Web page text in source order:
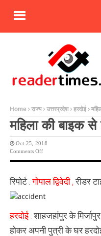
Home राज्य उत्तरप्रदेश हरदोई
महिला की बाइक से
Oct 25, 2018
Comments OffOn
से
मौत
रिपोर्ट :गोपाल द्विवेदी ,रीडर
हरदोई :शाहजहांपुर के
होकर अपनी पुत्री के घर